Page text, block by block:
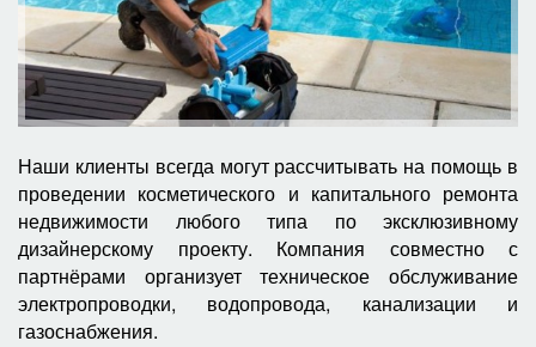
Наши клиенты всегда могут рассчитывать на помощь в
проведении косметического и капитального ремонта
недвижимости любого типа по эксклюзивному
дизайнерскому проекту. Компания совместно с
партнёрами организует техническое обслуживание
электропроводки, водопровода, канализации и
газоснабжения.